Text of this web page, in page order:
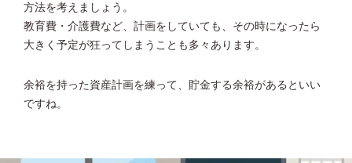
方法を考えましょう。
教育費・介護費など、計画をしていても、その時になったら
大きく予定が狂ってしまうことも多々あります。
余裕を持った資産計画を練って、貯金する余裕があるといい
ですね。